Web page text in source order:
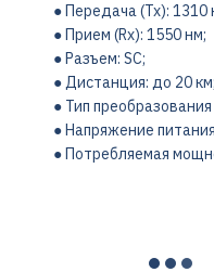
● Передача (Tx): 1310
● Прием (Rx): 1550 нм;
● Разъем: SC;
● Дистанция: до 20 км;
● Тип преобразования
● Напряжение
● Потребляемая